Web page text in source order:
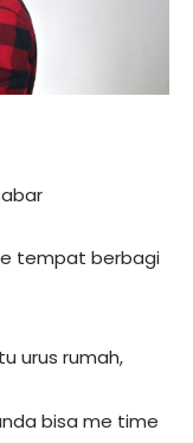
tempat berbagi
urus rumah,
bisa me time